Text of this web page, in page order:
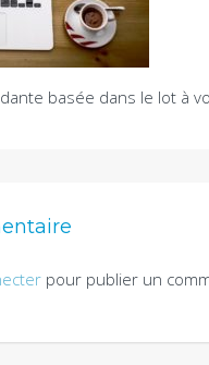
basée dans le lot à
pour publier un